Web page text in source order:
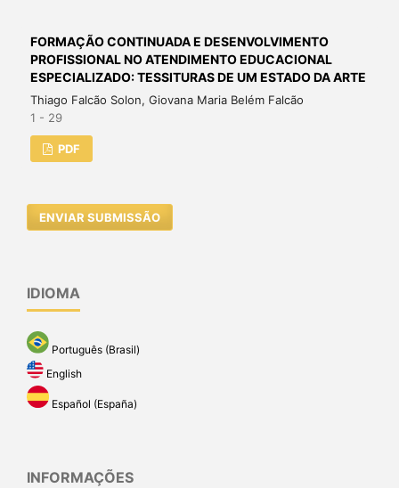
FORMAÇÃO CONTINUADA E DESENVOLVIMENTO
PROFISSIONAL NO ATENDIMENTO EDUCACIONAL
ESPECIALIZADO: TESSITURAS DE UM ESTADO DA ARTE
Thiago Falcão Solon, Giovana Maria Belém Falcão
1 - 29
PDF
ENVIAR SUBMISSÃO
IDIOMA
Português (Brasil)
English
Español (España)
INFORMAÇÕES